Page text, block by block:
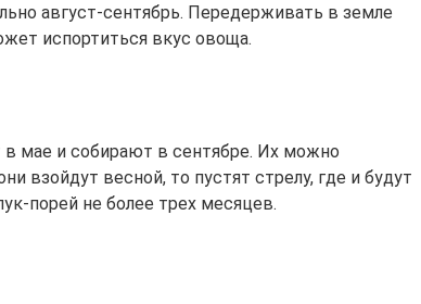
август-сентябрь. Передерживать в земле
испортиться вкус овоща.
мае и собирают в сентябре. Их можно
взойдут весной, то пустят стрелу, где и будут
порей не более трех месяцев.